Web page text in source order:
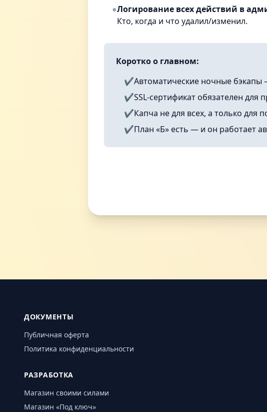
●Логирование всех действий в
Кто, когда и что удалил/изменил.
Коротко о главном:
✔️Автоматические ночные бэкапы
✔️SSL-сертификат обязателен для
✔️Капча не для всех, а только для
✔️План «Б» есть — и он работает
ДОКУМЕНТЫ
Публичная оферта
Политика конфиденциальности
РАЗРАБОТКА
Магазин своими силами
Магазин «Под ключ»